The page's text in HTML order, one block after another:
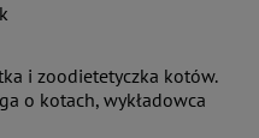
i zoodietetyczka kotów.
o kotach, wykładowca